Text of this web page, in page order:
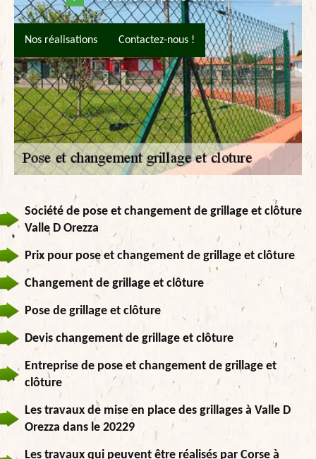
Nos réalisations Contactez-nous !
Société de pose et changement de grillage et clôture
Valle D Orezza
Prix pour pose et changement de grillage et clôture
Changement de grillage et clôture
Pose de grillage et clôture
Devis changement de grillage et clôture
Entreprise de pose et changement de grillage et
clôture
Les travaux de mise en place des grillages à Valle D
Orezza dans le 20229
Les travaux qui peuvent être réalisés par Corse à